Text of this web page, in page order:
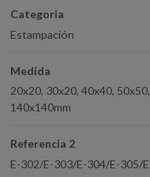
Categoria
Estampación
Medida
20x20, 30x20, 40x40,
140x140mm
Referencia 2
E-302/E-303/E-304/E-305/